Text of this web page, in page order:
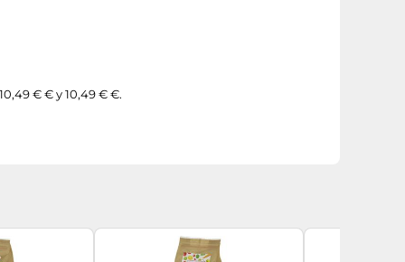
€ € y 10,49 € €.